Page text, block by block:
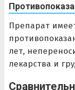
Препарат
лет,
лекарства и